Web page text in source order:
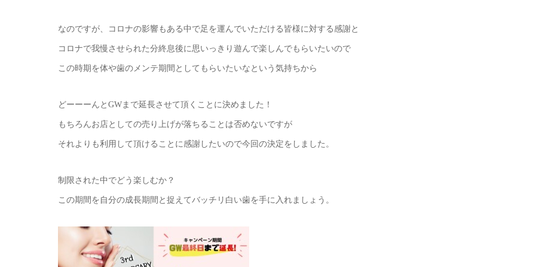
なのですが、コロナの影響もある中で足を運んでいただける皆様に対する感謝と
コロナで我慢させられた分終息後に思いっきり遊んで楽しんでもらいたいので
この時期を体や歯のメンテ期間としてもらいたいなという気持ちから
どーーーんとGWまで延長させて頂くことに決めました！
もちろんお店としての売り上げが落ちることは否めないですが
それよりも利用して頂けることに感謝したいので今回の決定をしました。
制限された中でどう楽しむか？
この期間を自分の成長期間と捉えてバッチリ白い歯を手に入れましょう。